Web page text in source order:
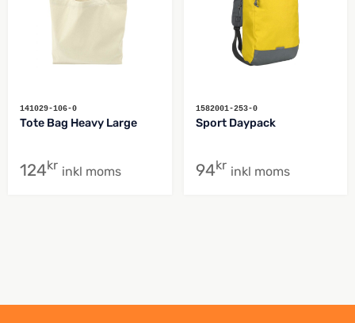
141029-106-0
Tote Bag Heavy Large
124kr inkl moms
1582001-253-0
Sport Daypack
94kr inkl moms